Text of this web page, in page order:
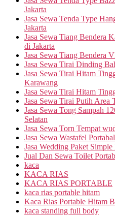
Jakarta
Jasa Sewa Tenda Type
Jakarta
Jasa Sewa Tiang Bendera
di Jakarta
Jasa Sewa Tiang Bendera
Jasa Sewa Tirai Dinding
Jasa Sewa Tirai Hitam
Karawang
Jasa Sewa Tirai Hitam
Jasa Sewa Tirai Putih Area
Jasa Sewa Tong Sampah
Selatan
Jasa Sewa Torn Tempat
Jasa Sewa Wastafel
Jasa Wedding Paket
Jual Dan Sewa Toilet
kaca
KACA RIAS
KACA RIAS PORTABLE
kaca rias portable hitam
Kaca Rias Portable Hitam
kaca standing full body